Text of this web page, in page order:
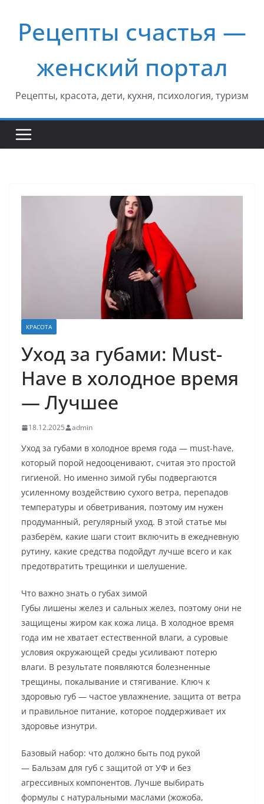
содержимому
Рецепты счастья —
женский портал
Рецепты, красота, дети, кухня, психология, туризм
КРАСОТА
Уход за губами: Must-
Have в холодное время
— Лучшее
18.12.2025 admin
Уход за губами в холодное время года — must-have,
который порой недооценивают, считая это простой
гигиеной. Но именно зимой губы подвергаются
усиленному воздействию сухого ветра, перепадов
температуры и обветривания, поэтому им нужен
продуманный, регулярный уход. В этой статье мы
разберём, какие шаги стоит включить в ежедневную
рутину, какие средства подойдут лучше всего и как
предотвратить трещинки и шелушение.
Что важно знать о губах зимой
Губы лишены желез и сальных желез, поэтому они не
защищены жиром как кожа лица. В холодное время
года им не хватает естественной влаги, а суровые
условия окружающей среды усиливают потерю
влаги. В результате появляются болезненные
трещины, покалывание и стягивание. Ключ к
здоровью губ — частое увлажнение, защита от ветра
и правильное питание, которое поддерживает их
здоровье изнутри.
Базовый набор: что должно быть под рукой
— Бальзам для губ с защитой от УФ и без
агрессивных компонентов. Лучше выбирать
формулы с натуральными маслами (жожоба,